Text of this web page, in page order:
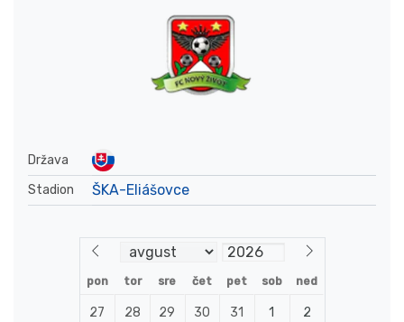
Država
Stadion
ŠKA-Eliášovce
pon tor sre čet pet sob ned
27 28 29 30 31 1 2